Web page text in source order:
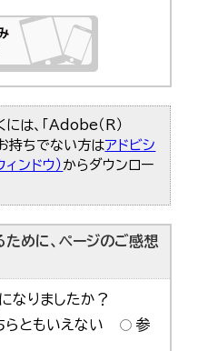
は、「Adobe（R）
持ちでない方はアドビシ
ンドウ） からダウンロー
ために、ページのご感想
なりましたか？
らともいえない
参